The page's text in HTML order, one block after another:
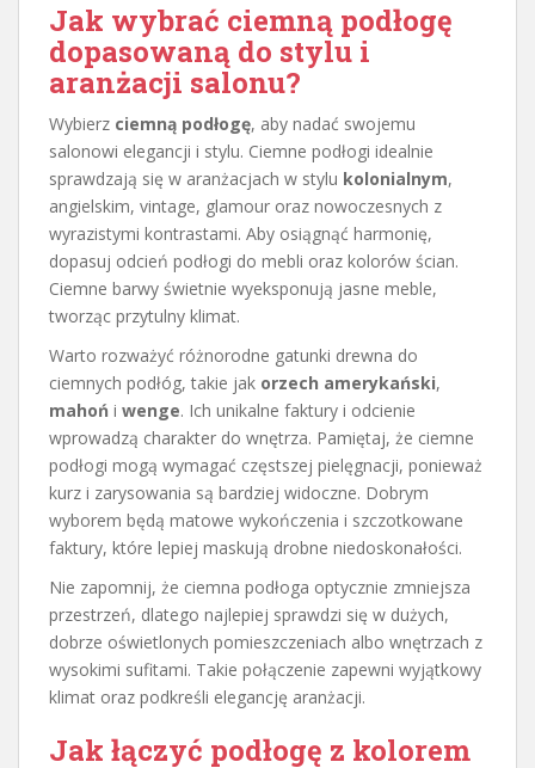
Jak wybrać ciemną podłogę
dopasowaną do stylu i
aranżacji salonu?
Wybierz ciemną podłogę, aby nadać swojemu
salonowi elegancji i stylu. Ciemne podłogi idealnie
sprawdzają się w aranżacjach w stylu kolonialnym,
angielskim, vintage, glamour oraz nowoczesnych z
wyrazistymi kontrastami. Aby osiągnąć harmonię,
dopasuj odcień podłogi do mebli oraz kolorów ścian.
Ciemne barwy świetnie wyeksponują jasne meble,
tworząc przytulny klimat.
Warto rozważyć różnorodne gatunki drewna do
ciemnych podłóg, takie jak orzech amerykański,
mahoń i wenge. Ich unikalne faktury i odcienie
wprowadzą charakter do wnętrza. Pamiętaj, że ciemne
podłogi mogą wymagać częstszej pielęgnacji, ponieważ
kurz i zarysowania są bardziej widoczne. Dobrym
wyborem będą matowe wykończenia i szczotkowane
faktury, które lepiej maskują drobne niedoskonałości.
Nie zapomnij, że ciemna podłoga optycznie zmniejsza
przestrzeń, dlatego najlepiej sprawdzi się w dużych,
dobrze oświetlonych pomieszczeniach albo wnętrzach z
wysokimi sufitami. Takie połączenie zapewni wyjątkowy
klimat oraz podkreśli elegancję aranżacji.
Jak łączyć podłogę z kolorem